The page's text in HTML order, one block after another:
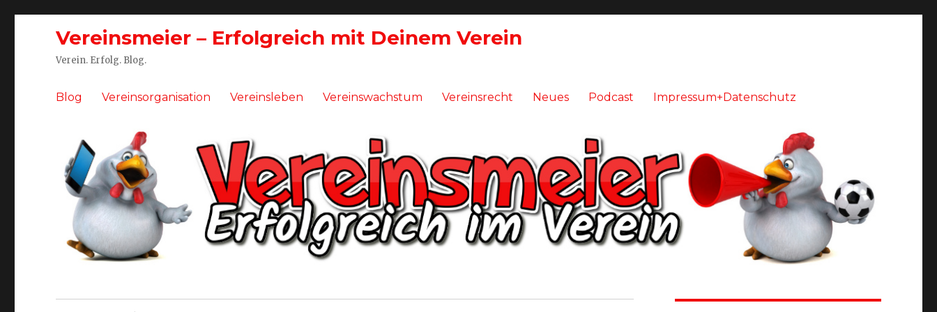
Vereinsmeier – Erfolgreich mit Deinem Verein
Verein. Erfolg. Blog.
Blog Vereinsorganisation Vereinsleben Vereinswachstum Vereinsrecht Neues Podcast Impressum+Datenschutz